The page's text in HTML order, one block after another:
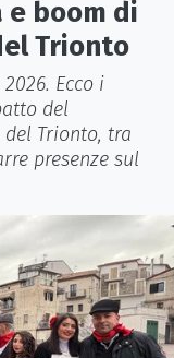
boom di
Trionto
Ecco i
del
del Trionto, tra
presenze sul